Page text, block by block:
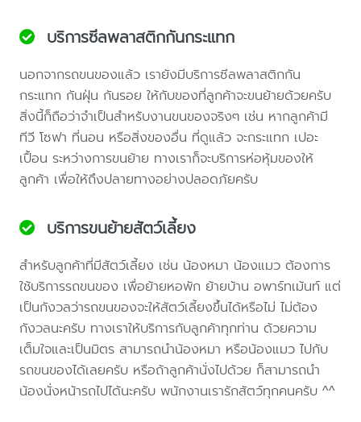
บริการซีลพลาสติกกันกระแทก
นอกจากรถขนของแล้ว เรายังมีบริการซีลพลาสติกกัน
กระแทก กันฝุ่น กันรอย ให้กับของที่ลูกค้าจะขนย้ายด้วยครับ
สิ่งนี้ก็ถือว่าจำเป็นสำหรับงานขนของจริงๆ เช่น หากลูกค้ามี
ทีวี โซฟา ที่นอน หรือสิ่งของอื่น ที่ดูแล้ว จะกระแทก เปอะ
เปื้อน ระหว่างการขนย้าย ทางเราก็จะบริการห่อหุ้มของให้
ลูกค้า เพื่อให้ถึงปลายทางอย่างปลอดภัยครับ
บริการขนย้ายสัตว์เลี้ยง
สำหรับลูกค้าที่มีสัตว์เลี้ยง เช่น น้องหมา น้องแมว ต้องการ
ใช้บริการรถขนของ เพื่อย้ายหอพัก ย้ายบ้าน อพาร์ทเม้นท์ แต่
เป็นกังวลว่ารถขนของจะให้สัตว์เลี้ยงขึ้นได้หรือไม่ ไม่ต้อง
กังวลนะครับ ทางเราให้บริการกับลูกค้าทุกท่าน ด้วยความ
เต็มใจและเป็นมิตร สามารถนำน้องหมา หรือน้องแมว ไปกับ
รถขนของได้เลยครับ หรือถ้าลูกค้านั่งไปด้วย ก็สามารถนำ
น้องนั่งหน้ารถไปได้นะครับ พนักงานเรารักสัตว์ทุกคนครับ ^^